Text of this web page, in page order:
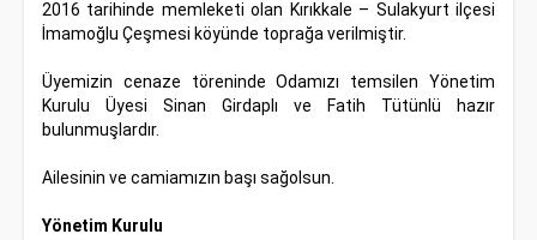
2016 tarihinde memleketi olan Kırıkkale – Sulakyurt ilçesi
İmamoğlu Çeşmesi köyünde toprağa verilmiştir.
Üyemizin cenaze töreninde Odamızı temsilen Yönetim
Kurulu Üyesi Sinan Girdaplı ve Fatih Tütünlü hazır
bulunmuşlardır.
Ailesinin ve camiamızın başı sağolsun.
Yönetim Kurulu